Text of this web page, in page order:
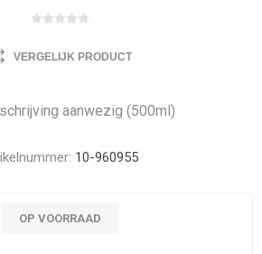
VERGELIJK PRODUCT
aanwezig (500ml)
10-960955
OP VOORRAAD